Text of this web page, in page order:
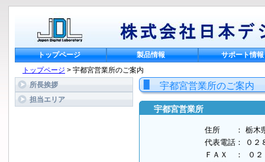
トップページ 製品情報
サポート情報
トップページ > 宇都宮営業所のご案内
宇都宮営業所のご案内
宇都宮営業所
住所 ： 栃木県
代表電話： ０２
ＦＡＸ ： ０２
所長挨拶
担当エリア